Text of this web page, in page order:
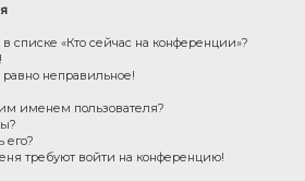
«Кто сейчас на конференции»?
неправильное!
именем пользователя?
его?
требуют войти на конференцию!